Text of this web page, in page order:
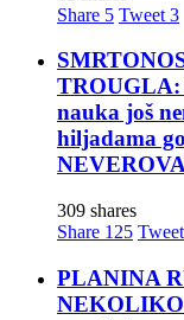
Share 5 Tweet 3
TROUGLA:
nauka još
hiljadama
309 shares
Share 125 Tweet
PLANINA